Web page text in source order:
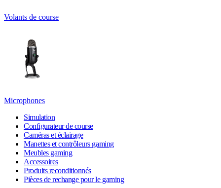
Volants de course
Microphones
Simulation
Configurateur de course
Caméras et éclairage
Manettes et contrôleurs gaming
Meubles gaming
Accessoires
Produits reconditionnés
Pièces de rechange pour le gaming